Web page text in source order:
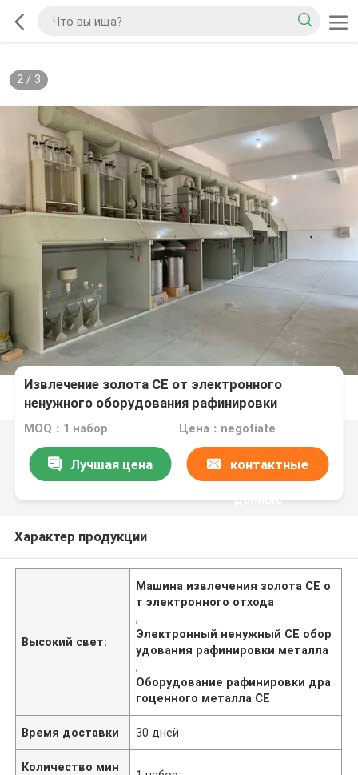
2/ 3
Извлечение золота CE от электронного
ненужного оборудования рафинировки
драгоценного металла
MOQ：1 набор Цена：negotiate
Лучшая цена контактные
данные
Характер продукции
Высокий свет:
Машина извлечения золота CE о
т электронного отхода
,
Электронный ненужный CE обор
удования рафинировки металла
,
Оборудование рафинировки дра
гоценного металла CE
Время доставки 30 дней
Количество мин